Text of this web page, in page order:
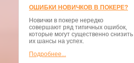
ОШИБКИ НОВИЧКОВ В ПОКЕРЕ?
Новички в покере нередко
совершают ряд типичных ошибок,
которые могут существенно снизить
их шансы на успех.
Подробнее...